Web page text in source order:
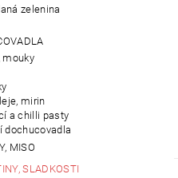
zelenina
mouky
mirin
a chilli pasty
dochucovadla
MISO
SLADKOSTI